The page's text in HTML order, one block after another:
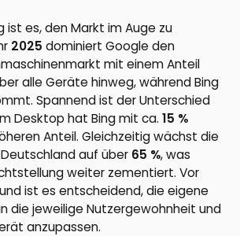
ist es, den Markt im Auge zu
2025 dominiert Google den
mit einem Anteil
alle Geräte hinweg, während Bing
Spannend ist der Unterschied
Desktop hat Bing mit ca.15 %
Anteil. Gleichzeitig wächst die
auf über 65 %, was
weiter zementiert. Vor
ist es entscheidend, die eigene
die jeweilige Nutzergewohnheit und
anzupassen.